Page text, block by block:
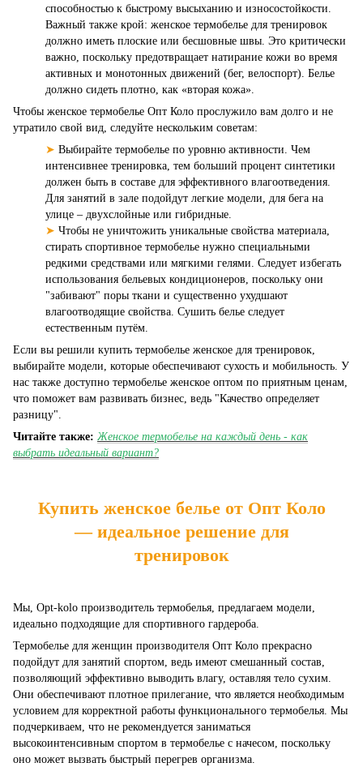
способностью к быстрому высыханию и износостойкости.
Важный также крой: женское термобелье для тренировок
должно иметь плоские или бесшовные швы. Это критически
важно, поскольку предотвращает натирание кожи во время
активных и монотонных движений (бег, велоспорт). Белье
должно сидеть плотно, как «вторая кожа».
Чтобы женское термобелье Опт Коло прослужило вам долго и не
утратило свой вид, следуйте нескольким советам:
➤ Выбирайте термобелье по уровню активности. Чем
интенсивнее тренировка, тем больший процент синтетики
должен быть в составе для эффективного влагоотведения.
Для занятий в зале подойдут легкие модели, для бега на
улице – двухслойные или гибридные.
➤ Чтобы не уничтожить уникальные свойства материала,
стирать спортивное термобелье нужно специальными
редкими средствами или мягкими гелями. Следует избегать
использования бельевых кондиционеров, поскольку они
"забивают" поры ткани и существенно ухудшают
влагоотводящие свойства. Сушить белье следует
естественным путём.
Если вы решили купить термобелье женское для тренировок,
выбирайте модели, которые обеспечивают сухость и мобильность. У
нас также доступно термобелье женское оптом по приятным ценам,
что поможет вам развивать бизнес, ведь "Качество определяет
разницу".
Читайте также: Женское термобелье на каждый день - как
выбрать идеальный вариант?
Купить женское белье от Опт Коло
— идеальное решение для
тренировок
Мы, Opt-kolo производитель термобелья, предлагаем модели,
идеально подходящие для спортивного гардероба.
Термобелье для женщин производителя Опт Коло прекрасно
подойдут для занятий спортом, ведь имеют смешанный состав,
позволяющий эффективно выводить влагу, оставляя тело сухим.
Они обеспечивают плотное прилегание, что является необходимым
условием для корректной работы функционального термобелья. Мы
подчеркиваем, что не рекомендуется заниматься
высокоинтенсивным спортом в термобелье с начесом, поскольку
оно может вызвать быстрый перегрев организма.